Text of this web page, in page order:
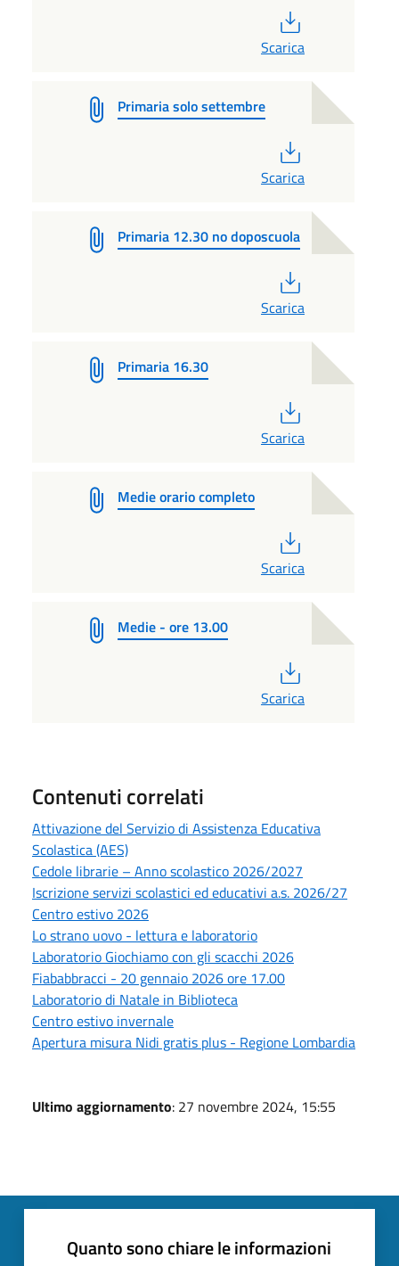
Scarica
Primaria solo settembre
Scarica
Primaria 12.30 no doposcuola
Scarica
Primaria 16.30
Scarica
Medie orario completo
Scarica
Medie - ore 13.00
Scarica
Contenuti correlati
Attivazione del Servizio di Assistenza Educativa
Scolastica (AES)
Cedole librarie – Anno scolastico 2026/2027
Iscrizione servizi scolastici ed educativi a.s. 2026/27
Centro estivo 2026
Lo strano uovo - lettura e laboratorio
Laboratorio Giochiamo con gli scacchi 2026
Fiababbracci - 20 gennaio 2026 ore 17.00
Laboratorio di Natale in Biblioteca
Centro estivo invernale
Apertura misura Nidi gratis plus - Regione Lombardia
Ultimo aggiornamento: 27 novembre 2024, 15:55
Quanto sono chiare le informazioni